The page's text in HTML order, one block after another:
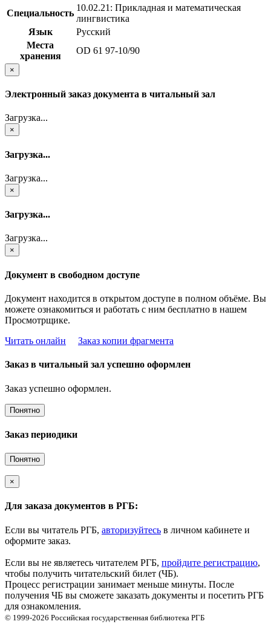
Специальность
10.02.21: Прикладная и математическая
лингвистика
Язык
Русский
Места
хранения
OD 61 97-10/90
×
Электронный заказ документа в читальный зал
Загрузка...
×
Загрузка...
Загрузка...
×
Загрузка...
Загрузка...
×
Документ в свободном доступе
Документ находится в открытом доступе в полном объёме. Вы
можете ознакомиться и работать с ним бесплатно в нашем
Просмотрщике.
Читать онлайн
Заказ копии фрагмента
Заказ в читальный зал успешно оформлен
Заказ успешно оформлен.
Понятно
Заказ периодики
Понятно
×
Для заказа документов в РГБ:
Если вы читатель РГБ, авторизуйтесь в личном кабинете и
оформите заказ.
Если вы не являетесь читателем РГБ, пройдите регистрацию,
чтобы получить читательский билет (ЧБ).
Процесс регистрации занимает меньше минуты. После
получения ЧБ вы сможете заказать документы и посетить РГБ
для ознакомления.
© 1999-2026 Российская государственная библиотека РГБ